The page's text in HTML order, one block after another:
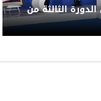
الثالثة من